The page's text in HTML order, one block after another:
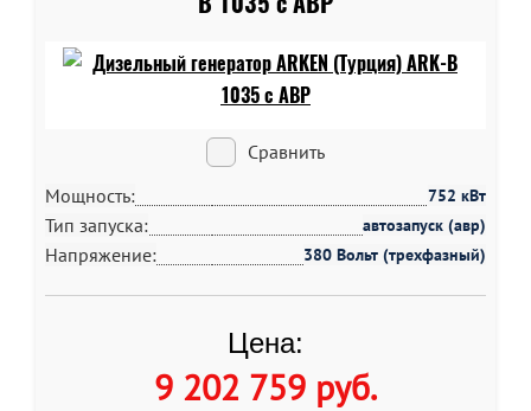
Сравнить
Мощность:
752 кВт
Тип запуска: автозапуск (авр)
Напряжение: 380 Вольт (трехфазный)
Цена:
9 202 759 руб.